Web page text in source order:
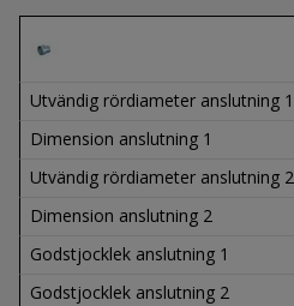
Utvändig rördiameter anslutning 1
Dimension anslutning 1
Utvändig rördiameter anslutning 2
Dimension anslutning 2
Godstjocklek anslutning 1
Godstjocklek anslutning 2